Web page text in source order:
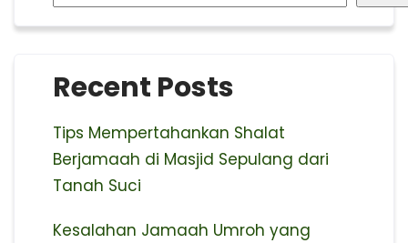
Recent Posts
Tips Mempertahankan Shalat
Berjamaah di Masjid Sepulang dari
Tanah Suci
Kesalahan Jamaah Umroh yang